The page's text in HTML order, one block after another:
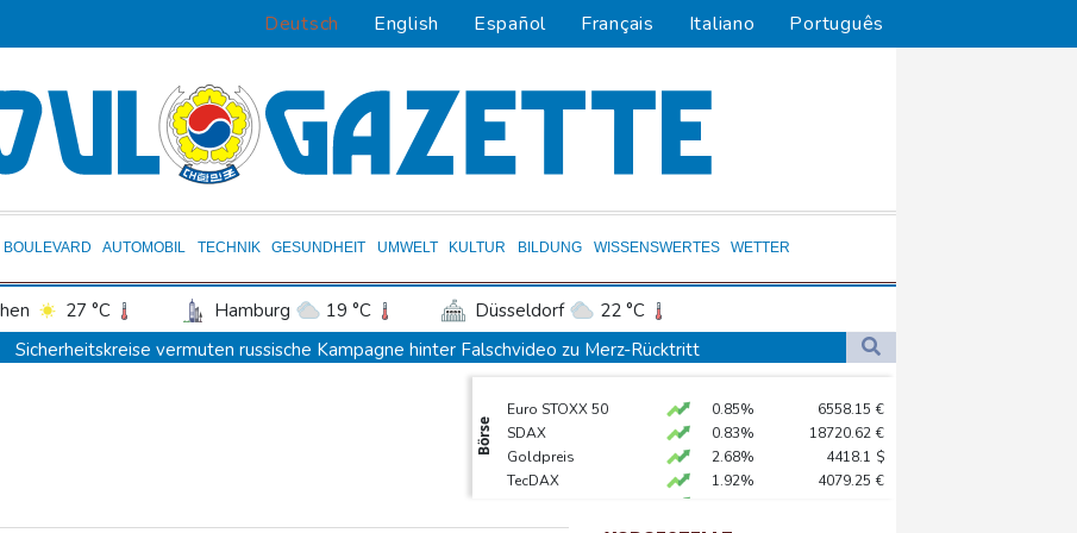
Deutsch English Español Français Italiano Português
BOULEVARD AUTOMOBIL TECHNIK GESUNDHEIT UMWELT KULTUR BILDUNG WISSENSWERTES WETTER
27 °C Hamburg 19 °C Düsseldorf
22 °C
Potsdam 22 °C Leipzig 25 °C Dortmund
22 °C
Bremen
Wien
31 °C
Sicherheitskreise vermuten russische Kampagne hinter Falschvideo zu Merz-Rücktritt
Nationaler Sicherheitsrat mit Merz tagt zu Drohnenvorfall in Leipzig
Kabel der Deutschen Bahn beschädigt: Kölner Staatsschutz ermittelt wegen Sabotage
Frankreichs Außenminister Barrot kündigt Reaktion auf russische Wahlkampf-Einmischung an
Börse
Euro STOXX 50 0.85% 6558.15 €
SDAX
0.83% 18720.62 €
Goldpreis
2.68% 4418.1 $
TecDAX
1.92% 4079.25 €
DAX
1.1%